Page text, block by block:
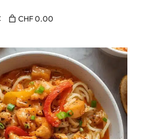
CHF 0.00
/ Poulet sauce crémeuse aux
et toppings – 💪